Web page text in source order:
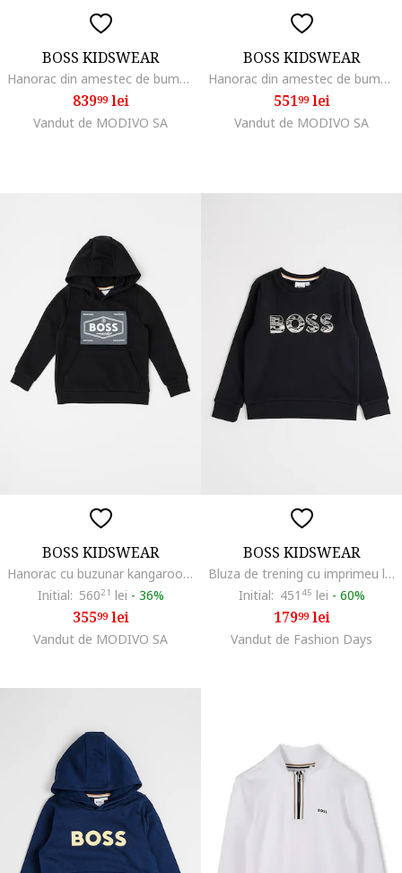
BOSS KIDSWEAR
Hanorac din amestec de bumbac cu imprimeu logo, Negru
83999lei
Vandut de MODIVO SA
BOSS KIDSWEAR
Hanorac din amestec de bumbac cu imprimeu logo, Bleumarin
55199lei
Vandut de MODIVO SA
BOSS KIDSWEAR
Hanorac cu buzunar kangaroo si logo, Negru/Gri
Initial: 56021 lei - 36%
35599lei
Vandut de MODIVO SA
BOSS KIDSWEAR
Bluza de trening cu imprimeu logo, Negru/Bej
Initial: 451 45 lei - 60%
17999lei
Vandut de Fashion Days